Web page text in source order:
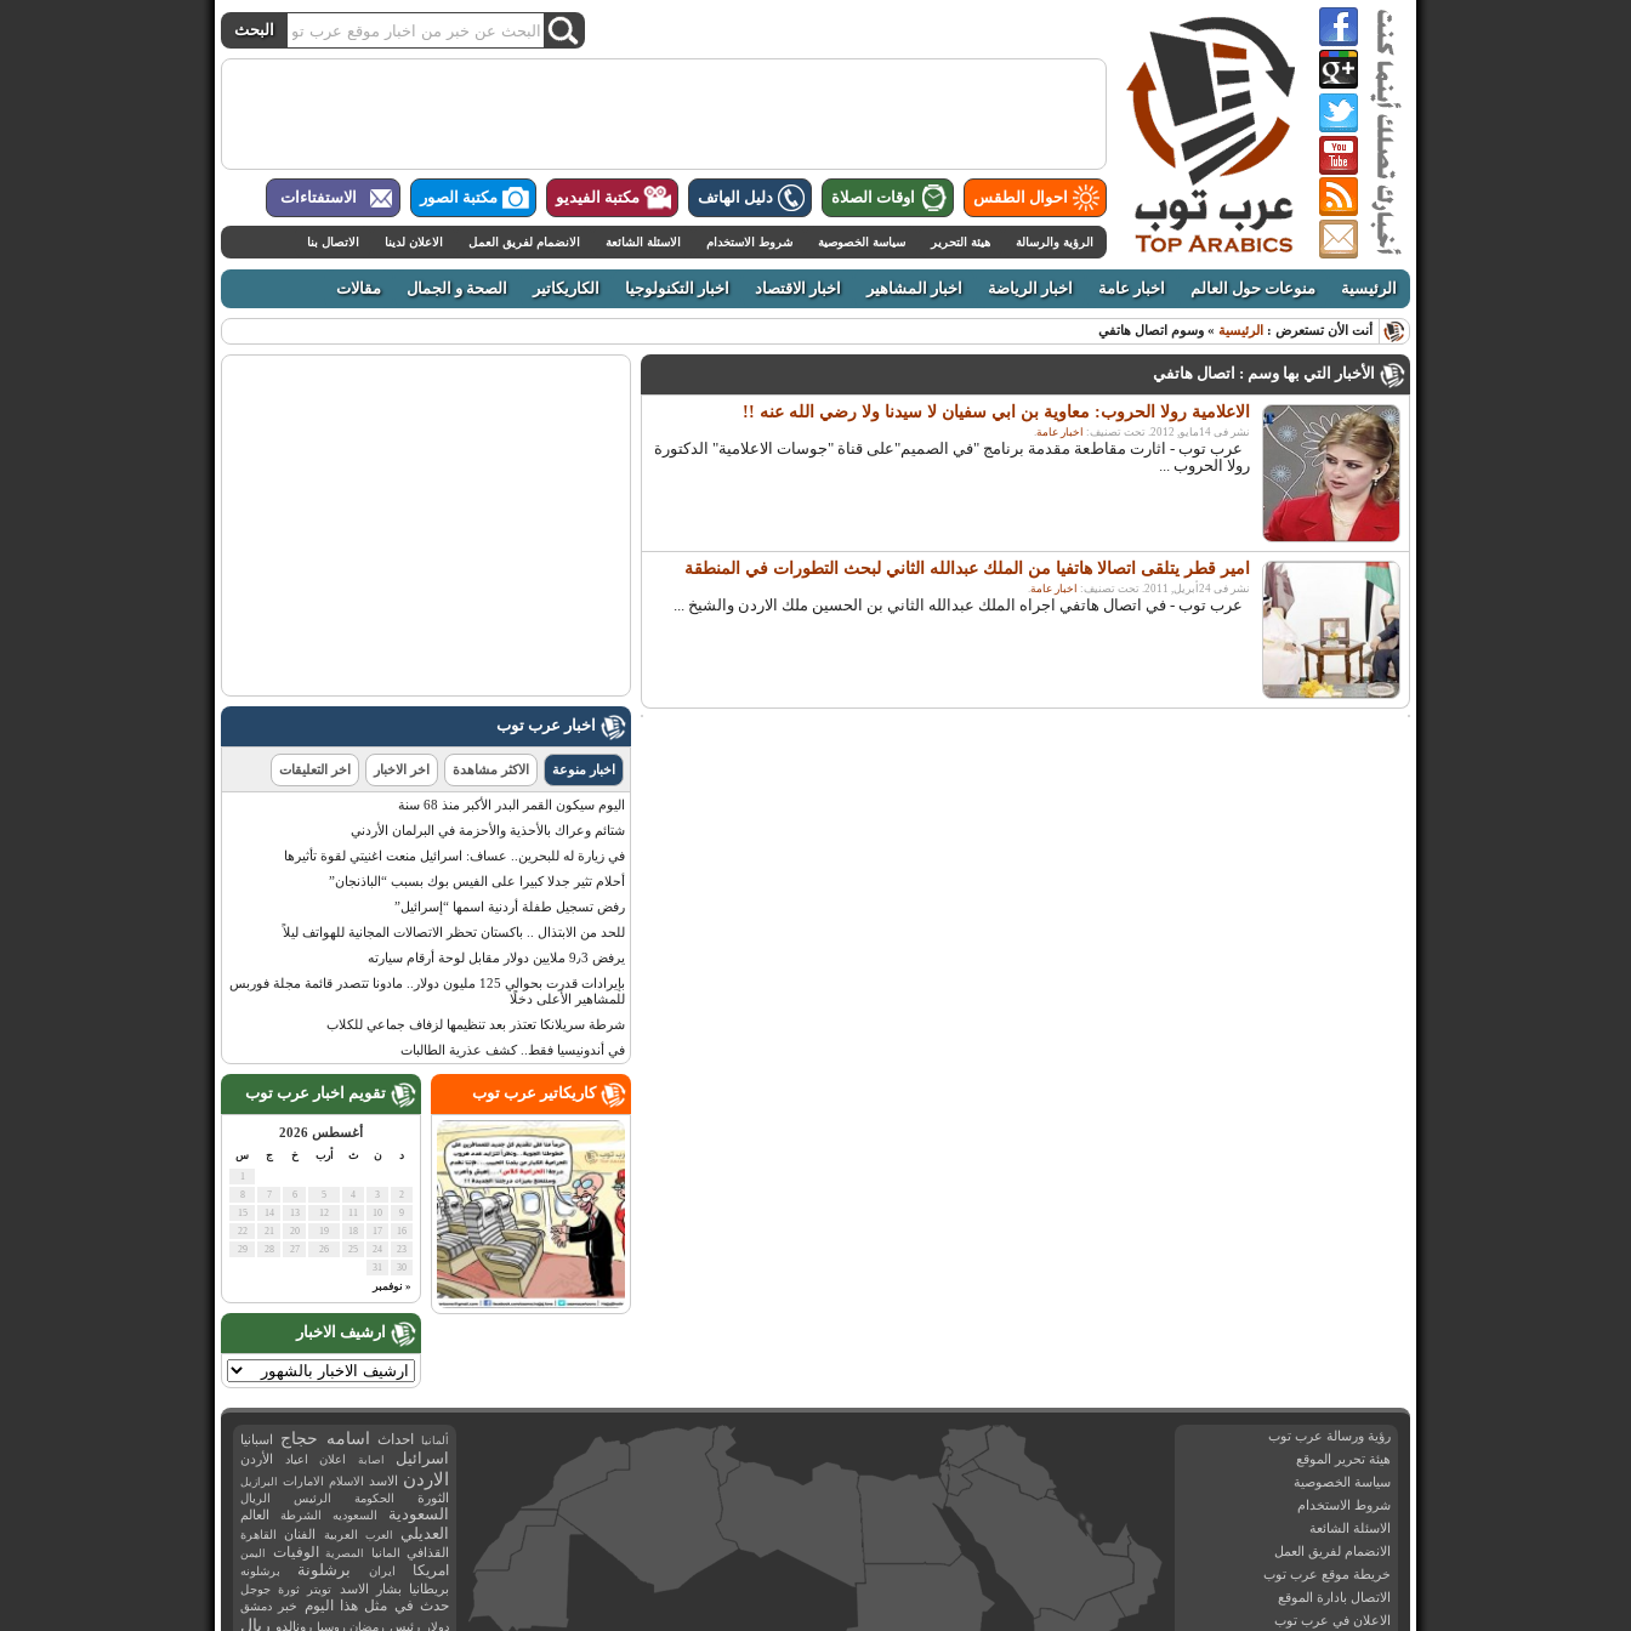
احوال الطقس اوقات الصلاة دليل الهاتف مكتبة الفيديو مكتبة الصور الاستفتاءات
الرؤية والرسالة هيئة التحرير سياسة الخصوصية شروط الاستخدام الاسئلة الشائعة الانضمام لفريق العمل الاعلان لدينا الاتصال بنا
الرئيسية منوعات حول العالم اخبار عامة اخبار الرياضة اخبار المشاهير اخبار الاقتصاد اخبار التكنولوجيا الكاريكاتير الصحة و الجمال مقالات
أنت الأن تستعرض : الرئيسية » وسوم اتصال هاتفي
الأخبار التي بها وسم : اتصال هاتفي
الاعلامية رولا الحروب: معاوية بن ابي سفيان لا سيدنا ولا رضي الله عنه !!
نشر فى 14مايو, 2012. تحت تصنيف: اخبار عامة.
عرب توب - اﺛﺎرت ﻣﻘﺎطﻌﺔ ﻣﻘﺪﻣﺔ ﺑﺮﻧﺎﻣﺞ "ﻓﻲ اﻟﺼﻤﯿﻢ"ﻋﻠﻰ ﻗﻨﺎة "ﺟﻮﺳﺎت اﻻﻋﻼﻣﯿﺔ" اﻟﺪﻛﺘﻮرة
روﻻ اﻟﺤﺮوب ...
امير قطر يتلقى اتصالا هاتفيا من الملك عبدالله الثاني لبحث التطورات في المنطقة
نشر فى 24أبريل, 2011. تحت تصنيف: اخبار عامة.
عرب توب - في اتصال هاتفي اجراه الملك عبدالله الثاني بن الحسين ملك الاردن والشيخ ...
اخبار عرب توب
اخبار منوعة الاكثر مشاهدة اخر الاخبار اخر التعليقات
اليوم سيكون القمر البدر الأكبر منذ 68 سنة
شتائم وعراك بالأحذية والأحزمة في البرلمان الأردني
في زيارة له للبحرين.. عساف: اسرائيل منعت اغنيتي لقوة تأثيرها
أحلام تثير جدلا كبيرا على الفيس بوك بسبب “الباذنجان”
رفض تسجيل طفلة أردنية اسمها “إسرائيل”
للحد من الابتذال .. باكستان تحظر الاتصالات المجانية للهواتف ليلاً
يرفض 9٫3 ملايين دولار مقابل لوحة أرقام سيارته
بإيرادات قدرت بحوالي 125 مليون دولار.. مادونا تتصدر قائمة مجلة فوربس
للمشاهير الأعلى دخلًا
شرطة سريلانكا تعتذر بعد تنظيمها لزفاف جماعي للكلاب
في أندونيسيا فقط.. كشف عذرية الطالبات
تقويم اخبار عرب توب
أغسطس 2026
د ن ث أرب خ ج س
« نوفمبر
2
3
4
5
6
7
8
9
10
12
13
14
15
16
17
18
19
20
21
22
23
24
25
26
27
28
29
30
31
ارشيف الاخبار
كاريكاتير عرب توب
رؤية ورسالة عرب توب
هيئة تحرير الموقع
سياسة الخصوصية
شروط الاستخدام
الاسئلة الشائعة
الانضمام لفريق العمل
خريطة موقع عرب توب
الاتصال بادارة الموقع
الاعلان في عرب توب
ألمانيا احداث اسامه حجاج اسبانيا
اسرائيل اصابة اعلان اعياد الأردن
الاردن الاسد الاسلام الامارات البرازيل
الثورة الحكومة الرئيس الريال
السعودية السعوديه الشرطة العالم
العديلي العرب العربية الفنان القاهرة
القذافي المانيا المصرية الوفيات اليمن
امريكا ايران برشلونة برشلونه
بريطانيا بشار الاسد تويتر ثورة جوجل
حدث في مثل هذا اليوم خبر
دمشق
دولار
رئيس رمضان روسيا رونالدو ريال